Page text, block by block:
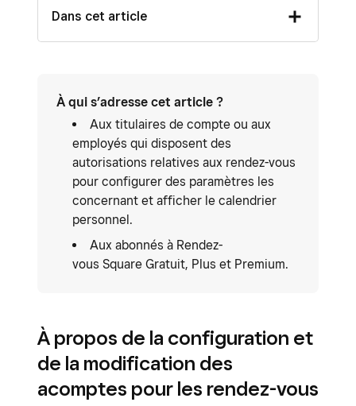
Dans cet article
À qui s’adresse cet article ?
Aux titulaires de compte ou aux
employés qui disposent des
autorisations relatives aux rendez-vous
pour configurer des paramètres les
concernant et afficher le calendrier
personnel.
Aux abonnés à Rendez-
vous Square Gratuit, Plus et Premium.
À propos de la configuration et
de la modification des
acomptes pour les rendez-vous